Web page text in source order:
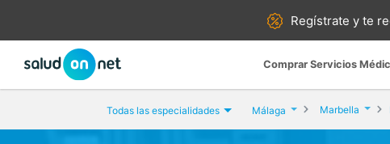
Regístrate yte
Comprar Servicios
Todas las especialidades Málaga Marbella